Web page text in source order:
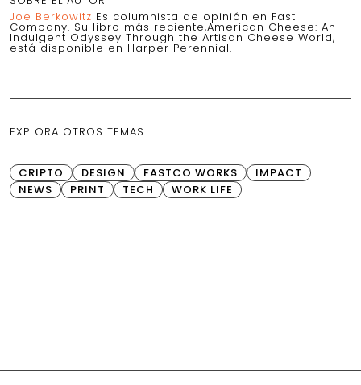
Joe Berkowitz Es columnista de opinión en Fast
Company. Su libro más reciente,American Cheese: An
Indulgent Odyssey Through the Artisan Cheese World,
está disponible en Harper Perennial.
EXPLORA OTROS TEMAS
CRIPTO DESIGN FASTCO WORKS
IMPACT
NEWS
PRINT TECH WORK LIFE